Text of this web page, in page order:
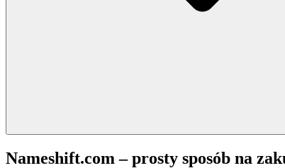
Nameshift.com – prosty sposób na